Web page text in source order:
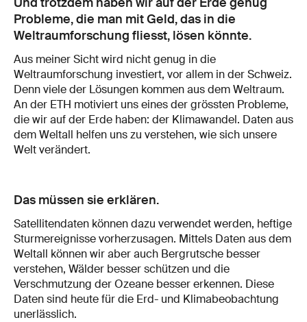
Probleme, die man mit Geld, das in die
Weltraumforschung fliesst, lösen könnte.
Aus meiner Sicht wird nicht genug in die
Weltraumforschung investiert, vor allem in der Schweiz.
Denn viele der Lösungen kommen aus dem Weltraum.
An der ETH motiviert uns eines der grössten Probleme,
die wir auf der Erde haben: der Klimawandel. Daten aus
dem Weltall helfen uns zu verstehen, wie sich unsere
Welt verändert.
Das müssen sie erklären.
Satellitendaten können dazu verwendet werden, heftige
Sturmereignisse vorherzusagen. Mittels Daten aus dem
Weltall können wir aber auch Bergrutsche besser
verstehen, Wälder besser schützen und die
Verschmutzung der Ozeane besser erkennen. Diese
Daten sind heute für die Erd- und Klimabeobachtung
unerlässlich.